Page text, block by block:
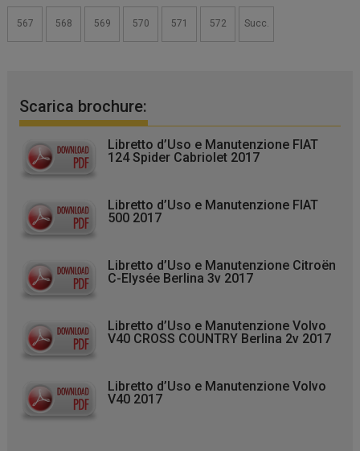
567 568 569 570 571 572 Succ.
Scarica brochure:
Libretto d’Uso e Manutenzione FIAT
124 Spider Cabriolet 2017
Libretto d’Uso e Manutenzione FIAT
500 2017
Libretto d’Uso e Manutenzione Citroën
C-Elysée Berlina 3v 2017
Libretto d’Uso e Manutenzione Volvo
V40 CROSS COUNTRY Berlina 2v 2017
Libretto d’Uso e Manutenzione Volvo
V40 2017